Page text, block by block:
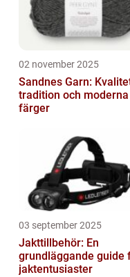
02 november 2025
Sandnes Garn:
tradition och moderna
färger
03 september 2025
Jakttillbehör: En
grundläggande guide
jaktentusiaster